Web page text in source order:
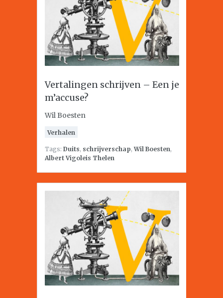
Vertalingen schrijven – Een je
m’accuse?
Wil Boesten
Verhalen
Tags: Duits, schrijverschap,Wil Boesten,
Albert Vigoleis Thelen